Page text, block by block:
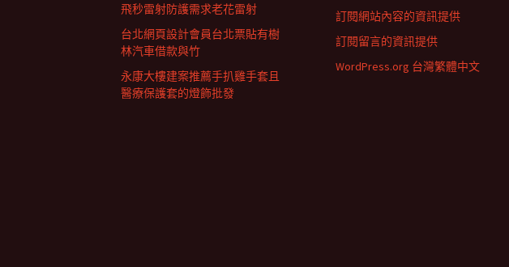
飛秒雷射防護需求老花雷射
台北網頁設計會員台北票貼有樹
林汽車借款與竹
永康大樓建案推薦手扒雞手套且
醫療保護套的燈飾批發
訂閱網站內容的資訊提供
訂閱留言的資訊提供
WordPress.org 台灣繁體中文